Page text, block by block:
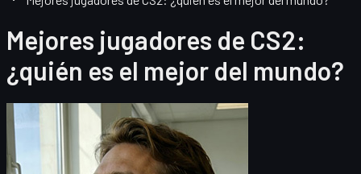
Mejores jugadores de CS2:
¿quién es el mejor del mundo?